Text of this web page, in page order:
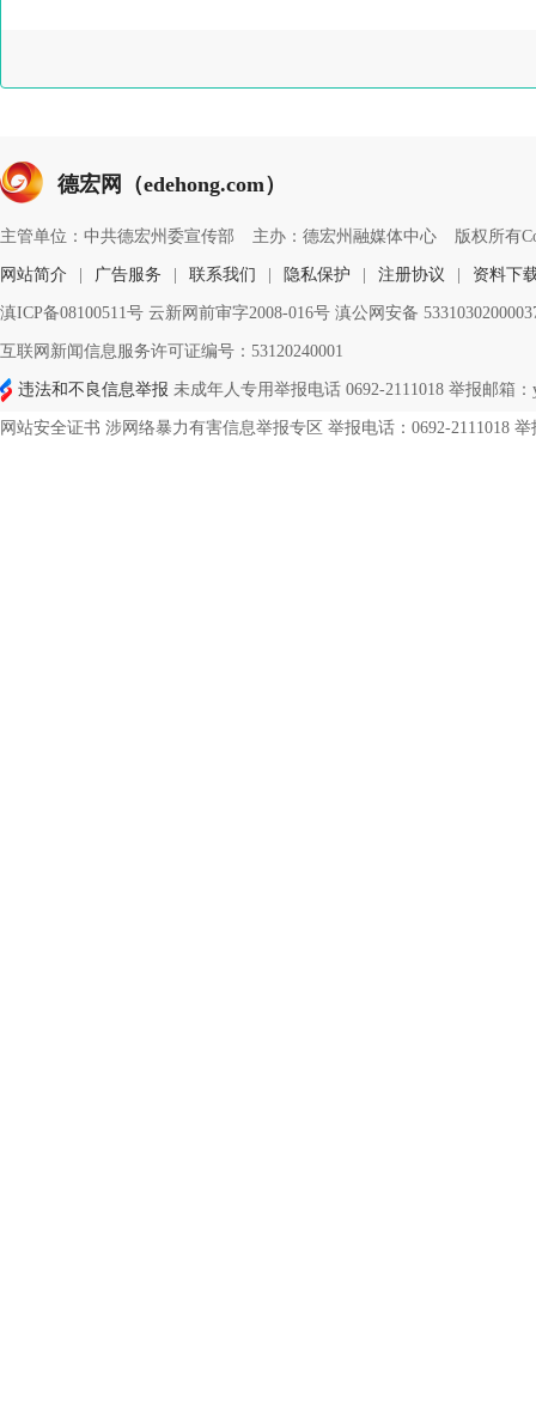
德宏网（edehong.com）
主管单位：中共德宏州委宣传部 主办：德宏州融媒体中心 版权所有
网站简介 广告服务 联系我们 隐私保护 注册协议 资料下
滇ICP备08100511号 云新网前审字2008-016号 滇公网安备
互联网新闻信息服务许可证编号：53120240001
违法和不良信息举报 未成年人专用举报电话 0692-2111018 举报邮箱：
网站安全证书 涉网络暴力有害信息举报专区 举报电话：0692-2111018 举